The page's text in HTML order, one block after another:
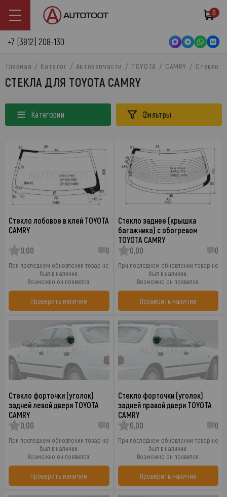
0
+7 (3812) 208-130
Главная Каталог Автозапчасти TOYOTA CAMRY Стекло
СТЕКЛА ДЛЯ TOYOTA CAMRY
Категории Фильтры
Стекло лобовое в клей TOYOTA
CAMRY
0,00 0
При последнем обновлении товар не
был в наличии.
Возможно он появился.
Проверить наличие
Стекло заднее (крышка
багажника) с обогревом
TOYOTA CAMRY
0,00
0
При последнем обновлении товар не
был в наличии.
Возможно он появился.
Проверить наличие
Стекло форточки (уголок)
задней левой двери TOYOTA
CAMRY
0,00
0
При последнем обновлении товар не
был в наличии.
Возможно он появился.
Проверить наличие
Стекло форточки (уголок)
задней правой двери TOYOTA
CAMRY
0,00
0
При последнем обновлении товар не
был в наличии.
Возможно он появился.
Проверить наличие